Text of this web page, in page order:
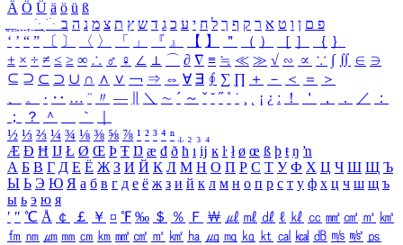
Ä Ö Ü ä ö ü ß
ִֶֹ ֻּ ׁׂ פ ם ן ו ט א ר ק ף ך ל ח י ע כ ג ד ש ץ ת צ מ נ ה ב
‘ ’ “ ” 〔 〕 〈 〉 「 」 『 』 【 】 ＂ （ ） ［ ］ ｛ ｝
± × ÷ ≠ ≤ ≥ ∞ ∴ ♂ ♀ ∠ ⊥ ⌒ ∂ ∇ ≡ ≒ ≪ ≫ √ ∽ ∝ ∵ ∫ ∬ ∈ ∋
⊆ ⊇ ⊂ ⊃ ∪ ∩ ∧ ∨ ￢ ⇒ ⇔ ∀ ∃ ∮ ∑ ∏ ＋ － ＜ ＝
＞
、
。 · ‥ … ¨ 〃 ― ＼ ∼ ´ ～ ˇ ˘ ˝ ˚ ˙ ¸ ¡ ¿ ː ！ ＇ ， ． ／
：
；
？ ＾ ｀
½ ⅓ ⅔ ¼ ¾ ⅛ ⅜ ⅝ ⅞ ¹ ² ³ ⁴ ⁿ ₁ ₂ ₃ ₄
Æ Ð Ħ Ĳ Ł Ø Œ Þ Ŧ Ŋ æ đ ð ħ ı ĳ ĸ ŀ ł ø œ ß þ ŧ ŋ ŉ
А Б В Г Д Е Ё Ж З И Й К Л М Н О П Р С Т У Ф Х Ц Ч Ш Щ Ъ
Ы Ь Э Ю Я а б в г д е ё ж з и й к л м н о п р с т у ф х ц ч ш щ ъ
ы ь э ю я
′ ″ ℃ Å ￠ ￡ ￥ ¤ ℉ ‰ ＄ ％ Ｆ ￦ ㎕ ㎖ ㎗ ℓ ㎘ ㏄ ㎣ ㎤ ㎥ ㎦
㎙ ㎚ ㎛ ㎜ ㎝ ㎞ ㎟ ㎠ ㎡ ㎢ ㏊ ㎍ ㎎ ㎏ ㏏ ㎈ ㎉ ㏈ ㎧ ㎨ ㎰